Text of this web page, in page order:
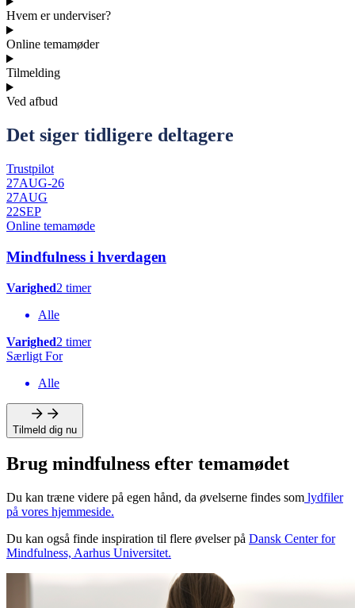
Hvem er underviser?
Online temamøder
Tilmelding
Ved afbud
Det siger tidligere deltagere
Trustpilot
27AUG-26
27AUG
22SEP
Online temamøde
Mindfulness i hverdagen
Varighed2 timer
Alle
Varighed2 timer
Særligt For
Alle
Tilmeld dig nu
Brug mindfulness efter temamødet
Du kan træne videre på egen hånd, da øvelserne findes som lydfiler
på vores hjemmeside.
Du kan også finde inspiration til flere øvelser på Dansk Center for
Mindfulness, Aarhus Universitet.